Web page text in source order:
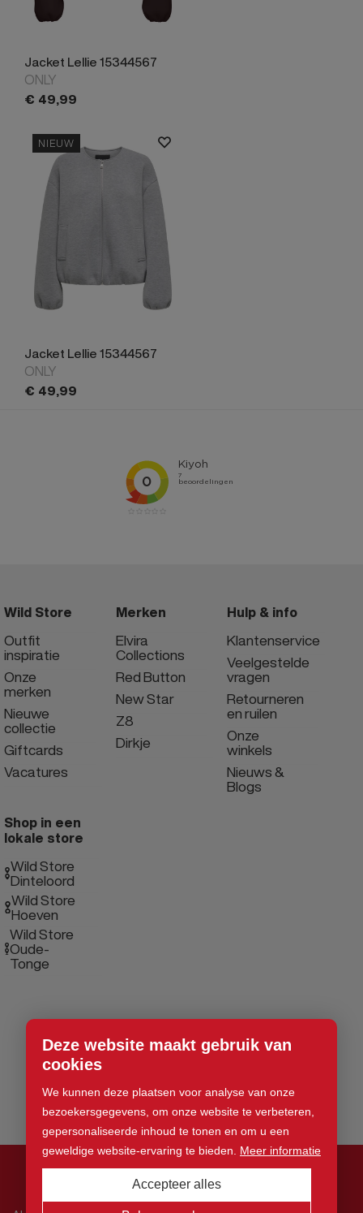
Deze website maakt gebruik van
cookies
We kunnen deze plaatsen voor analyse van onze
bezoekersgegevens, om onze website te verbeteren,
gepersonaliseerde inhoud te tonen en om u een
geweldige website-ervaring te bieden. Meer informatie
Accepteer alles
Jacket Lellie 15344567
ONLY
€ 49,99
NIEUW
Jacket Lellie 15344567
ONLY
€ 49,99
Wild Store
Outfit
inspiratie
Onze
merken
Nieuwe
collectie
Giftcards
Vacatures
Merken
Elvira
Collections
Red Button
New Star
Z8
Dirkje
Hulp & info
Klantenservice
Veelgestelde
vragen
Retourneren
en ruilen
Onze
winkels
Nieuws &
Blogs
Shop in een
lokale store
Wild Store
Dinteloord
Wild Store
Hoeven
Wild Store
Oude-
Tonge
© 2026 Wild Store. Alle rechten voorbehouden